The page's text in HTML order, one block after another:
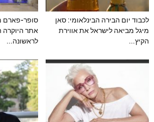
לכבוד יום הבירה הבינלאומי: סאן
מיגל מביאה לישראל את אווירת
הקיץ...
אתר היוקרה
לראשונה...